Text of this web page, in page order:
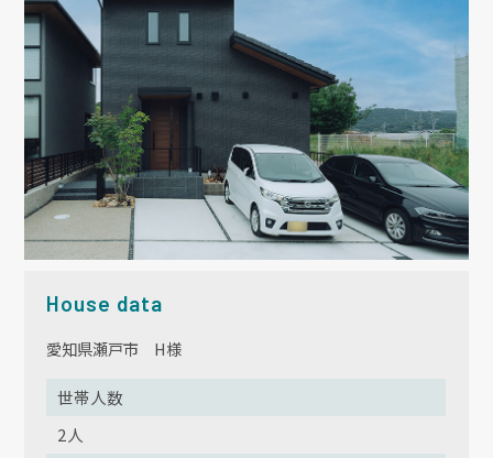
House data
愛知県瀬戸市 H様
世帯人数
2人